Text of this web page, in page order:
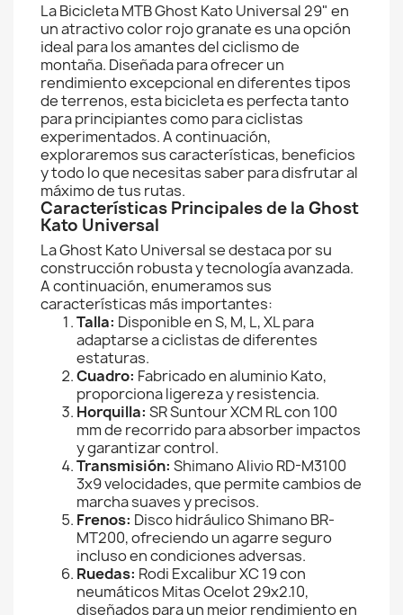
La Bicicleta MTB Ghost Kato Universal 29" en
un atractivo color rojo granate es una opción
ideal para los amantes del ciclismo de
montaña. Diseñada para ofrecer un
rendimiento excepcional en diferentes tipos
de terrenos, esta bicicleta es perfecta tanto
para principiantes como para ciclistas
experimentados. A continuación,
exploraremos sus características, beneficios
y todo lo que necesitas saber para disfrutar al
máximo de tus rutas.
Características Principales de la Ghost
Kato Universal
La Ghost Kato Universal se destaca por su
construcción robusta y tecnología avanzada.
A continuación, enumeramos sus
características más importantes:
Talla: Disponible en S, M, L, XL para
adaptarse a ciclistas de diferentes
estaturas.
Cuadro: Fabricado en aluminio Kato,
proporciona ligereza y resistencia.
Horquilla: SR Suntour XCM RL con 100
mm de recorrido para absorber impactos
y garantizar control.
Transmisión: Shimano Alivio RD-M3100
3x9 velocidades, que permite cambios de
marcha suaves y precisos.
Frenos: Disco hidráulico Shimano BR-
MT200, ofreciendo un agarre seguro
incluso en condiciones adversas.
Ruedas: Rodi Excalibur XC 19 con
neumáticos Mitas Ocelot 29x2.10,
diseñados para un mejor rendimiento en